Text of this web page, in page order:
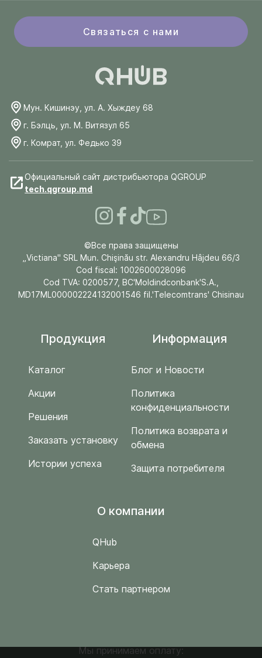
Связаться с нами
Мун. Кишинэу, ул. А. Хыждеу 68
г. Бэлць, ул. М. Витязул 65
г. Комрат, ул. Федько 39
Официальный сайт дистрибьютора QGROUP
tech.qgroup.md
©Все права защищены
„Victiana" SRL Mun. Chişinău str. Alexandru Hâjdeu 66/3
Cod fiscal: 1002600028096
Cod TVA: 0200577, BC'Moldindconbank'S.A.,
MD17ML000002224132001546 fil.'Telecomtrans' Chisinau
Продукция
Каталог
Акции
Решения
Заказать установку
Истории успеха
Информация
Блог и Новости
Политика
конфиденциальности
Политика возврата и
обмена
Защита потребителя
O компании
QHub
Карьера
Стать партнером
Мы принимаем оплату: